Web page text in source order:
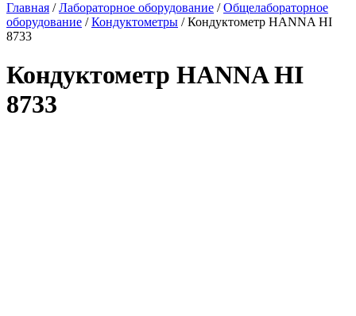
Главная /Лабораторное оборудование /Общелабораторное
оборудование /Кондуктометры / Кондуктометр HANNA HI
8733
Кондуктометр HANNA HI
8733